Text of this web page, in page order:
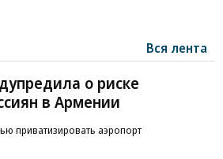
Вся лента
о риске
в Армении
приватизировать аэропорт